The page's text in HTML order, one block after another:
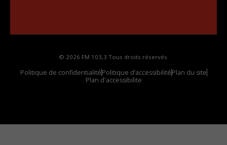
© 2026 FM 103,3 Tous droits réservés.
Politique de confidentialitéPolitique d’accessibilitéPlan du site
Plan d'accessibilite